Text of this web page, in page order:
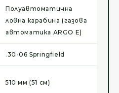
Полуавтоматична
ловна карабина (газова
автоматика ARGO E)
.30-06 Springfield
510 мм (51 см)